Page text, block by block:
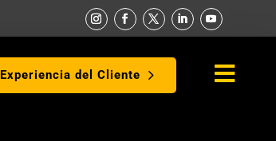
Experiencia del Cliente 